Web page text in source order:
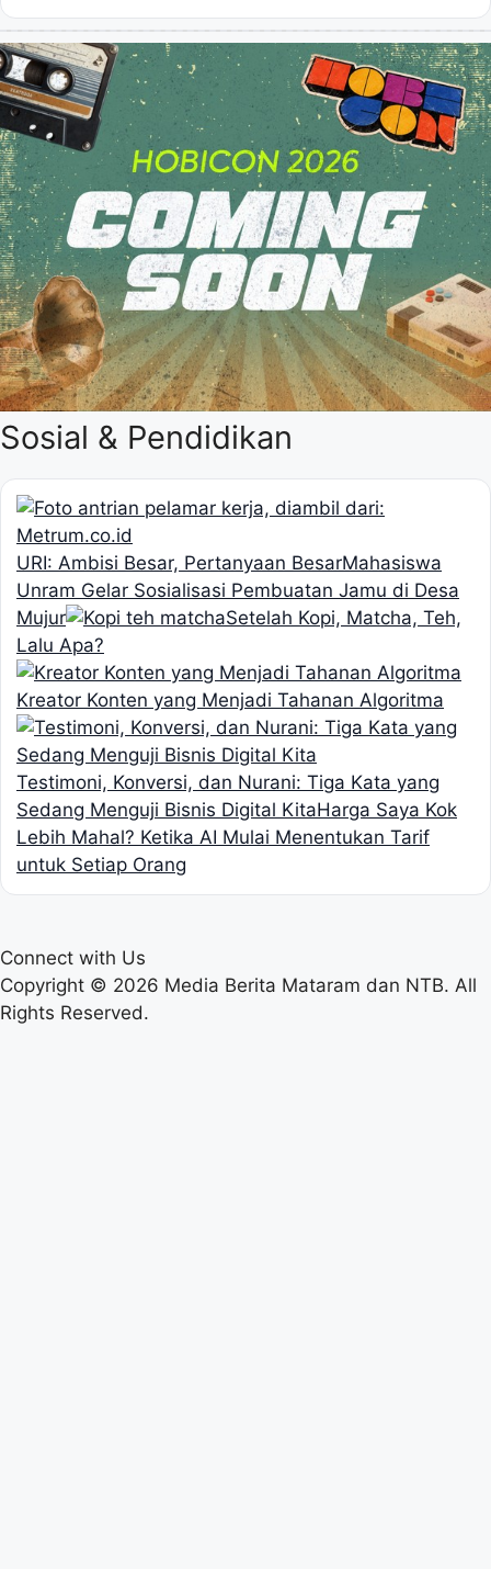
Sosial & Pendidikan
URI: Ambisi Besar, Pertanyaan BesarMahasiswa
Unram Gelar Sosialisasi Pembuatan Jamu di Desa
Mujur
Setelah Kopi, Matcha, Teh,
Lalu Apa?
Kreator Konten yang Menjadi Tahanan Algoritma
Testimoni, Konversi, dan Nurani: Tiga Kata yang
Sedang Menguji Bisnis Digital KitaHarga Saya Kok
Lebih Mahal? Ketika AI Mulai Menentukan Tarif
untuk Setiap Orang
Connect with Us
Copyright © 2026 Media Berita Mataram dan NTB. All
Rights Reserved.